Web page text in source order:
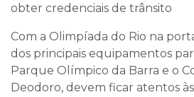
obter credenciais de trânsito
Com a Olimpíada do Rio na
dos principais equipamentos
Parque Olímpico da Barra e o
Deodoro, devem ficar atentos